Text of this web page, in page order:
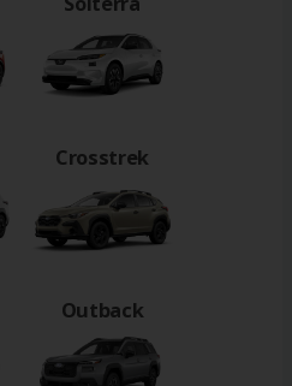
Crosstrek
Outback